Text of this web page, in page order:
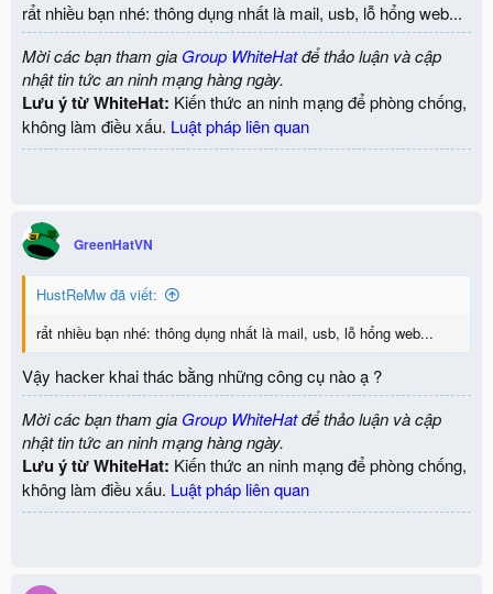
rẩt nhiều bạn nhé: thông dụng nhất là mail, usb, lỗ hổng web...
Mời các bạn tham gia Group WhiteHatđể thảo luận và cập
nhật tin tức an ninh mạng hàng ngày.
Lưu ý từ WhiteHat: Kiến thức an ninh mạng để phòng chống,
không làm điều xấu. Luật pháp liên quan
GreenHatVN
HustReMw đã viết:
rẩt nhiều bạn nhé: thông dụng nhất là mail, usb, lỗ hổng web...
Vậy hacker khai thác bằng những công cụ nào ạ ?
Mời các bạn tham gia Group WhiteHatđể thảo luận và cập
nhật tin tức an ninh mạng hàng ngày.
Lưu ý từ WhiteHat: Kiến thức an ninh mạng để phòng chống,
không làm điều xấu. Luật pháp liên quan